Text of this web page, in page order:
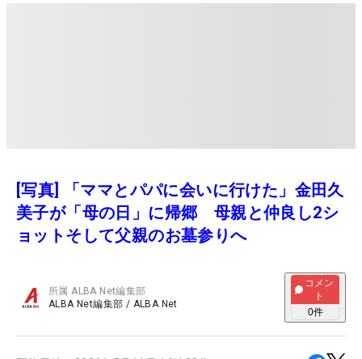
[写真] 「ママとパパに会いに行けた」金田久
美子が「母の日」に帰郷 母親と仲良し2シ
ョットそして父親のお墓参りへ
所属ALBA Net編集部
ALBA Net編集部 / ALBA Net
コメン
ト
0件